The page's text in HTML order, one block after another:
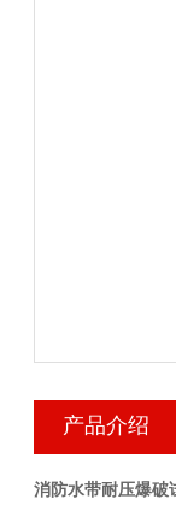
产品介绍
消防水带耐压爆破